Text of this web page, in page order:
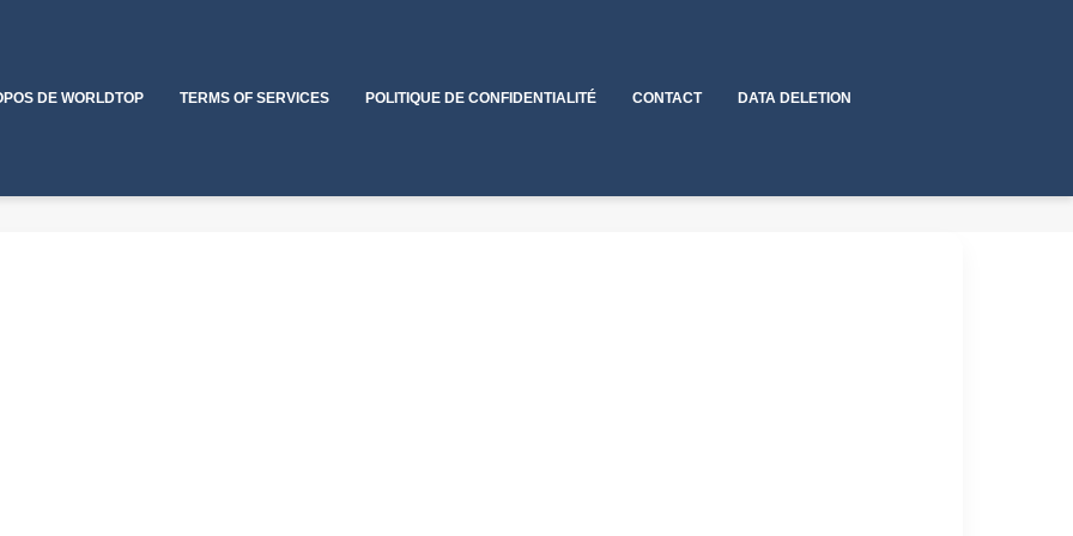
DE WORLDTOP TERMS OF SERVICES POLITIQUE DE CONFIDENTIALITÉ CONTACT DATA DELETION